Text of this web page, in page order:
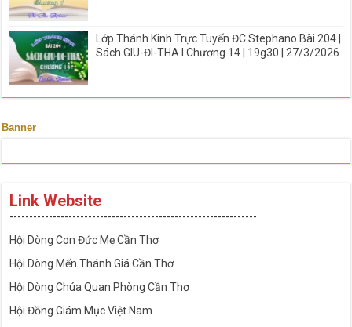
Lớp Thánh Kinh Trực Tuyến ĐC Stephano Bài 204 |
Sách GIU-ĐI-THA I Chương 14 | 19g30 | 27/3/2026
Banner
Link Website
---------------------------------------------------------------
Hội Dòng Con Đức Mẹ Cần Thơ
Hội Dòng Mến Thánh Giá Cần Thơ
Hội Dòng Chúa Quan Phòng Cần Thơ
Hội Đồng Giám Mục Việt Nam